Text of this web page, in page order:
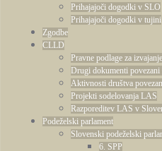
Prihajajoči dogodki v SLO
Prihajajoči dogodki v tujini
Zgodbe
CLLD
Pravne podlage za
Drugi dokumenti
Aktivnosti društva
Projekti sodelovanja LAS
Razporeditev LAS v
Podeželski parlament
Slovenski podeželski
6. SPP